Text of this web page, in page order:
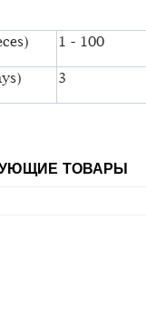
1 - 100
3
ТОВАРЫ